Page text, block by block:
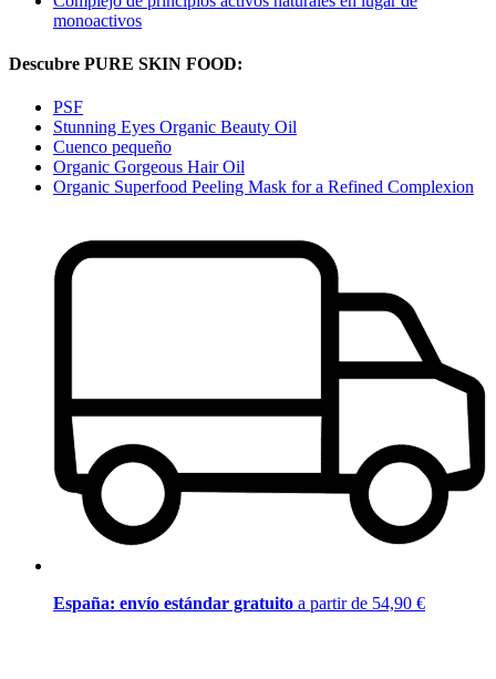
monoactivos
Descubre PURE SKIN FOOD:
PSF
Stunning Eyes Organic Beauty Oil
Cuenco pequeño
Organic Gorgeous Hair Oil
Organic Superfood Peeling Mask for a Refined Complexion
España: envío estándar gratuito a partir de 54,90 €